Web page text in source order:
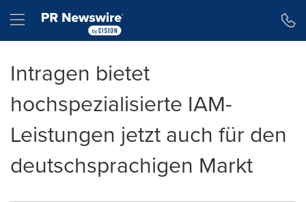
Hamburger menu
Intragen bietet
hochspezialisierte IAM-
Leistungen jetzt auch für den
deutschsprachigen Markt